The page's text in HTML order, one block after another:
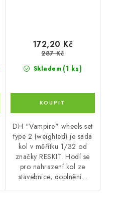
Skladem (1 ks)
172,20 Kč
287 Kč
DH "Vampire" wheels set
type 2 (weighted) je sada
kol v měřítku 1/32 od
značky RESKIT. Hodí se
pro nahrazení kol ze
stavebnice, doplnění...